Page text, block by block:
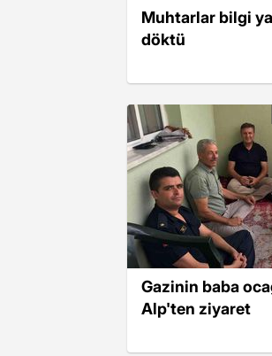
Muhtarlar bilgi
döktü
Gazinin baba
Alp'ten ziyaret